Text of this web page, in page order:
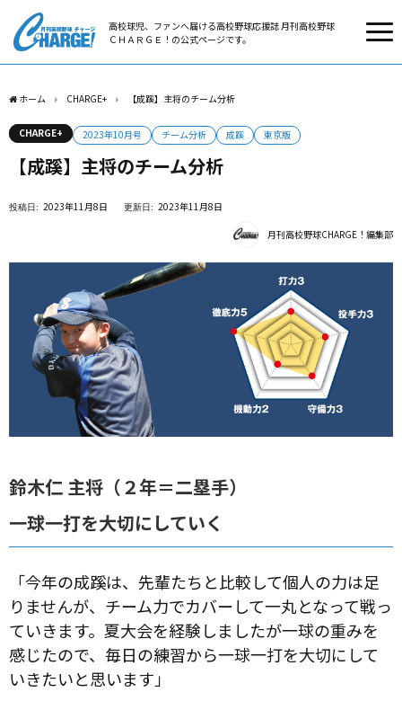
高校球児、ファンへ届ける高校野球応援誌 月刊高校野球
ＣＨＡＲＧＥ！の公式ページです。
ホーム CHARGE+ 【成蹊】主将のチーム分析
CHARGE+ 2023年10月号 チーム分析 成蹊 東京版
【成蹊】主将のチーム分析
2023年11月8日 2023年11月8日
月刊高校野球CHARGE！編集部
鈴木仁 主将（２年＝二塁手）
一球一打を大切にしていく
「今年の成蹊は、先輩たちと比較して個人の力は足
りませんが、チーム力でカバーして一丸となって戦っ
ていきます。夏大会を経験しましたが一球の重みを
感じたので、毎日の練習から一球一打を大切にして
いきたいと思います」